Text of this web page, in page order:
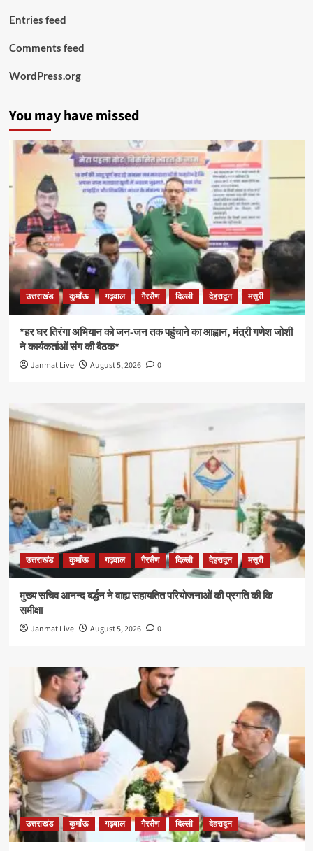
Entries feed
Comments feed
WordPress.org
You may have missed
उत्तराखंड कुमाँऊ गढ़वाल गैरसैण दिल्ली देहरादून मसूरी
*हर घर तिरंगा अभियान को जन-जन तक पहुंचाने का आह्वान, मंत्री गणेश जोशी
ने कार्यकर्ताओं संग की बैठक*
Janmat Live August 5, 2026 0
उत्तराखंड कुमाँऊ गढ़वाल गैरसैण दिल्ली देहरादून मसूरी
मुख्य सचिव आनन्द बर्द्धन ने वाह्य सहायतित परियोजनाओं की प्रगति की कि
समीक्षा
Janmat Live August 5, 2026 0
उत्तराखंड कुमाँऊ गढ़वाल गैरसैण दिल्ली देहरादून